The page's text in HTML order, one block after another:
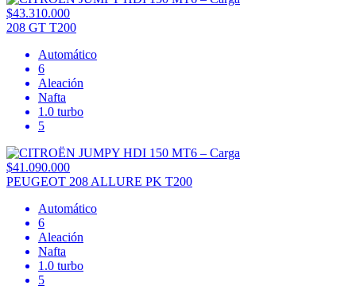
$43.310.000
208 GT T200
Automático
6
Aleación
Nafta
1.0 turbo
5
$41.090.000
PEUGEOT 208 ALLURE PK T200
Automático
6
Aleación
Nafta
1.0 turbo
5